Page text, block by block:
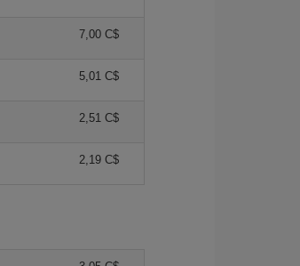
7,00 C$
5,01 C$
2,51 C$
2,19 C$